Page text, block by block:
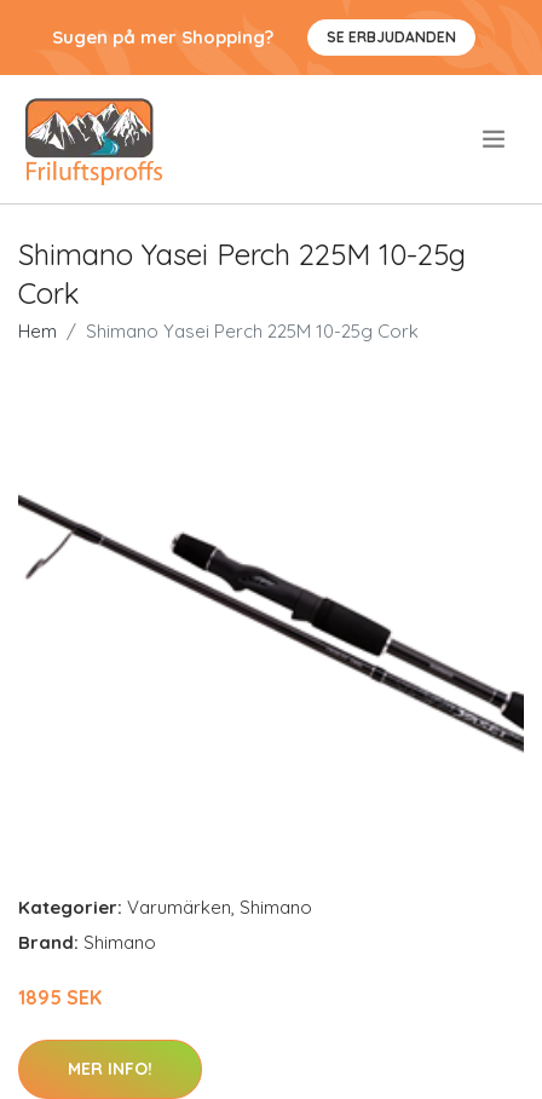
Sugen på mer Shopping? SE ERBJUDANDEN
Shimano Yasei Perch 225M 10-25g
Cork
Hem Shimano Yasei Perch 225M 10-25g Cork
Kategorier: Varumärken, Shimano
Brand: Shimano
1895 SEK
MER INFO!